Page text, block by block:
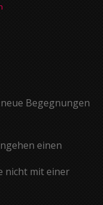
neue Begegnungen
einen
nicht mit einer